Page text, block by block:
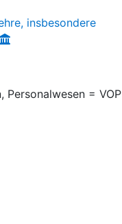
insbesondere
Personalwesen = VOP